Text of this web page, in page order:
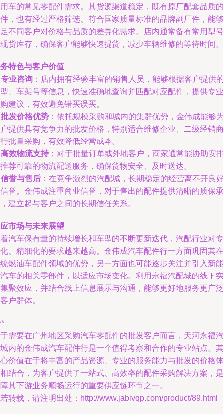
车的常见零配件需求。其货源渠道稳定，既有原厂配套品质的
，也有经过严格筛选、符合国家质量标准的品牌副厂件，能够
不同客户对价格与品质的差异化需求。店内通常备有常用型号
货库存，确保客户能够快速提货，减少车辆维修的等待时间。
特色与客户价值
专业咨询 ：店内拥有经验丰富的销售人员，能够根据客户提供
、车架号等信息，快速准确地查询并匹配对应配件，提供专业
建议，有效避免错买误买。
批发价格优势 ：依托规模采购和城内的集群优势，金伟成能够
提供具有竞争力的批发价格，特别适合维修企业、二级经销商
批量采购，有效降低经营成本。
高效物流支持 ：对于批量订单或外地客户，商家通常能协助安
荐可靠的物流配送服务，确保货物安全、及时送达。
信誉与售后 ：在竞争激烈的汽配城，长期稳定的经营离不开良
誉。金伟成注重商业信誉，对于售出的配件提供清晰的质保承
建立起与客户之间的长期信任关系。
市场与未来展望
汽车保有量的持续增长和车型的不断更新迭代，汽配行业对专
、精细化的要求越来越高。金伟成汽车配件行一方面巩固其在
燃油车配件领域的优势，另一方面也可能逐步关注并引入新能
车的相关零部件，以适应市场变化。利用永福汽配城的线下实
聚效应，并结合线上信息展示与沟通，能够更好地服务更广泛
户群体。
需要在广州地区采购汽车零配件的批发客户而言，天河永福汽
内的金伟成汽车配件行是一个值得考察和合作的专业站点。其
价值在于将丰富的产品资源、专业的服务能力与批发的价格体
结合，为客户提供了一站式、高效率的配件采购解决方案，是
其下游业务顺畅运行的重要供应链环节之一。
转载，请注明出处：http://www.jabivqp.com/product/89.html